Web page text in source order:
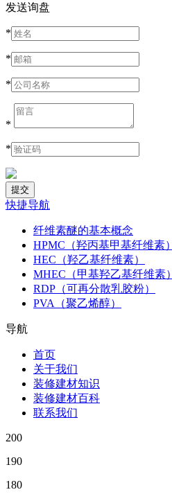
发送询盘
*
*
*
*
*
快捷导航
纤维素醚的基本概念
HPMC（羟丙基甲基纤维素）
HEC（羟乙基纤维素）
MHEC（甲基羟乙基纤维素）
RDP（可再分散乳胶粉）
PVA（聚乙烯醇）
导航
首页
关于我们
装修建材知识
装修建材百科
联系我们
200
190
180